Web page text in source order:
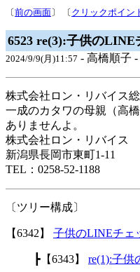
〔前の画面〕 〔 クリックポイン
6523 re(3):子供のLINE
2024/9/9(月)11:57 - 高橋順子 -
株式会社ロン・リバイス
一成のカタワの母親（高
ありませんよ。
株式会社ロン・リバイス
新潟県長岡市東町1-11
TEL：0258-52-1188
〔ツリー構成〕
【6342】 子供のLINEチェ
┣【6343】 re(1):子供